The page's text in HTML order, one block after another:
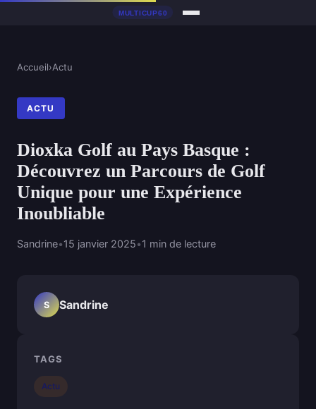
Accueil›Actu
ACTU
Dioxka Golf au Pays Basque :
Découvrez un Parcours de Golf
Unique pour une Expérience
Inoubliable
Sandrine•15 janvier 2025•1 min de lecture
S Sandrine
TAGS
Actu